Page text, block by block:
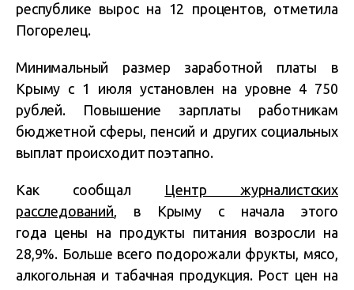
республике вырос на 12 процентов, отметила
Погорелец.
Минимальный размер заработной платы в
Крыму с 1 июля установлен на уровне 4 750
рублей. Повышение зарплаты работникам
бюджетной сферы, пенсий и других социальных
выплат происходит поэтапно.
Как сообщал Центр журналистских
расследований, в Крыму с начала этого
года цены на продукты питания возросли на
28,9%. Больше всего подорожали фрукты, мясо,
алкогольная и табачная продукция. Рост цен на